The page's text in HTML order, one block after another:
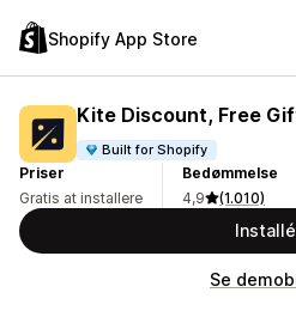
Shopify App Store
Kite Discount, Free
Built for Shopify
Priser
Gratis at installere
Bedømmelse
4,9
(1.010)
Se